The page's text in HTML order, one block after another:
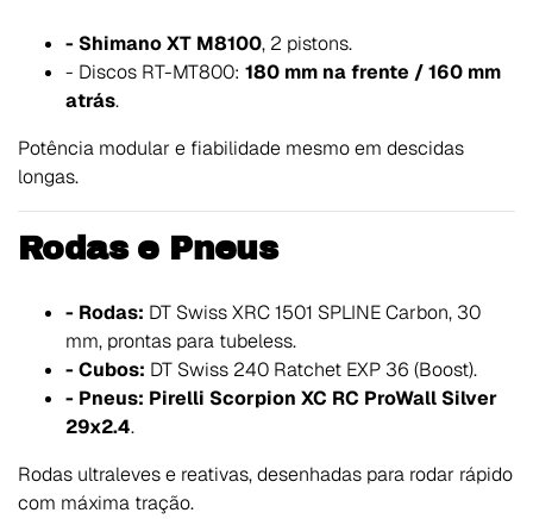
- Shimano XT M8100, 2 pistons.
- Discos RT-MT800: 180 mm na frente / 160 mm
atrás.
Potência modular e fiabilidade mesmo em descidas
longas.
Rodas e Pneus
- Rodas: DT Swiss XRC 1501 SPLINE Carbon, 30
mm, prontas para tubeless.
- Cubos: DT Swiss 240 Ratchet EXP 36 (Boost).
- Pneus: Pirelli Scorpion XC RC ProWall Silver
29x2.4.
Rodas ultraleves e reativas, desenhadas para rodar rápido
com máxima tração.